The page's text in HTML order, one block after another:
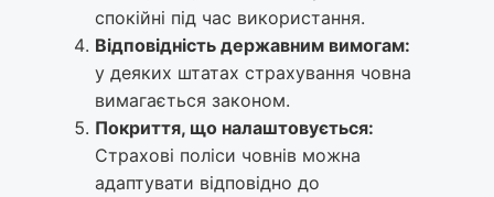
спокійні під час використання.
Відповідність державним вимогам:
у деяких штатах страхування човна
вимагається законом.
Покриття, що налаштовується:
Страхові поліси човнів можна
адаптувати відповідно до